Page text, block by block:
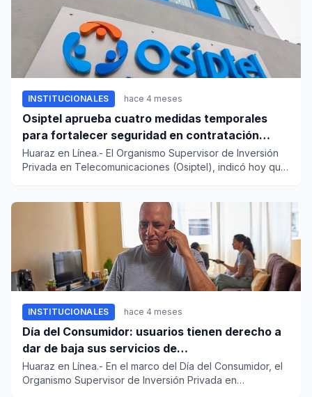
INSTITUCIONALES hace 4 meses
Osiptel aprueba cuatro medidas temporales
para fortalecer seguridad en contratación
móvil
Huaraz en Línea.- El Organismo Supervisor de Inversión
Privada en Telecomunicaciones (Osiptel), indicó hoy que
INSTITUCIONALES hace 4 meses
Día del Consumidor: usuarios tienen derecho a
dar de baja sus servicios de
telecomunicaciones sin complicaciones
Huaraz en Línea.- En el marco del Día del Consumidor, el
Organismo Supervisor de Inversión Privada en